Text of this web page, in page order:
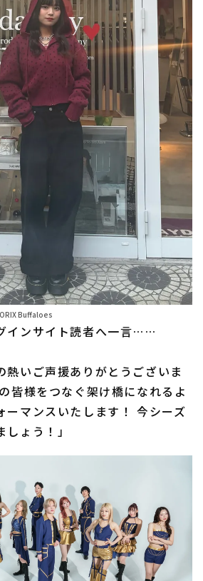
Buffaloes
インサイト読者へ一言……
熱いご声援ありがとうございま
皆様をつなぐ架け橋になれるよ
ーマンスいたします！ 今シーズ
ょう！」